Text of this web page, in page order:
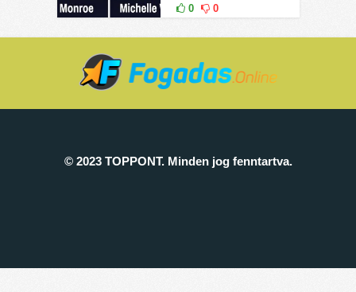
0 0
© 2023 TOPPONT. Minden jog fenntartva.